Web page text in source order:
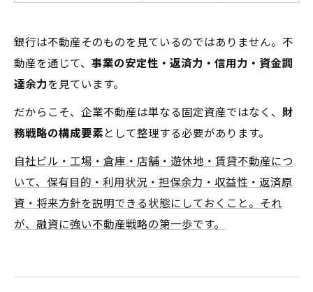
銀行は不動産そのものを見ているのではありません。不
動産を通じて、 事業の安定性・返済力・信用力・資金調
達余力を見ています。
だからこそ、企業不動産は単なる固定資産ではなく、 財
務戦略の構成要素として整理する必要があります。
自社ビル・工場・倉庫・店舗・遊休地・賃貸不動産につ
いて、保有目的・利用状況・担保余力・収益性・返済原
資・将来方針を説明できる状態にしておくこと。それ
が、融資に強い不動産戦略の第一歩です。